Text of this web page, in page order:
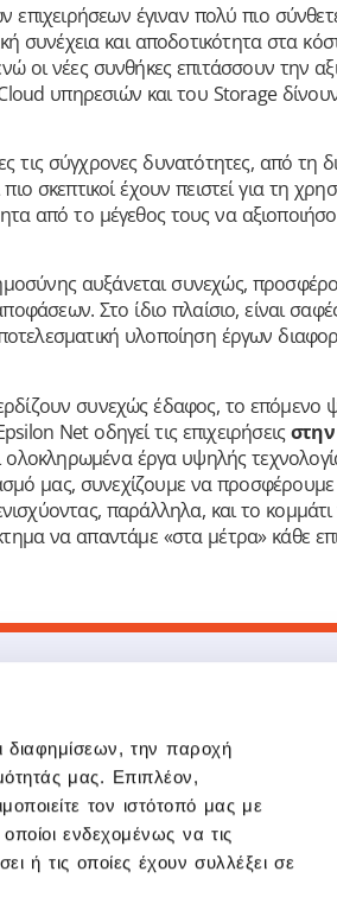
διαφημίσεων, την παροχή
μας. Επιπλέον,
τον ιστότοπό μας με
ενδεχομένως να τις
ή τις οποίες έχουν συλλέξει σε
επιχειρήσεων έγιναν πολύ πιο
συνέχεια και αποδοτικότητα στα
οι νέες συνθήκες επιτάσσουν την
υπηρεσιών και του Storage
τις σύγχρονες δυνατότητες, από τη
σκεπτικοί έχουν πειστεί για τη
από το μέγεθος τους να
αυξάνεται συνεχώς,
Στο ίδιο πλαίσιο, είναι
υλοποίηση έργων
συνεχώς έδαφος, το επόμενο
Net οδηγεί τις επιχειρήσεις
έργα υψηλής
μας, συνεχίζουμε να
παράλληλα, και το
να απαντάμε «στα μέτρα» κάθε
Epsilon Smart
Epsilon Smart Ergani
Pylon Flex
Epsilon Pay
Epsilon Digital
e-forologia
Epsilon Training